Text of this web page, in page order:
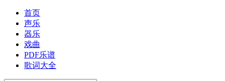
首页
声乐
器乐
戏曲
PDF乐谱
歌词大全